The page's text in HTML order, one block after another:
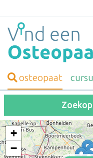
osteopaat
+
−